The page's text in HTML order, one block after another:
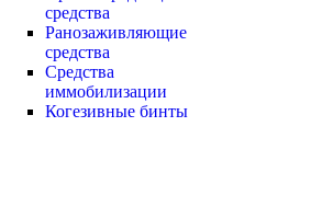
средства
Ранозаживляющие
средства
Средства
иммобилизации
Когезивные бинты